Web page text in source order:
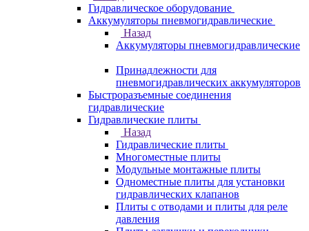
Гидравлическое оборудование
Аккумуляторы пневмогидравлические
Назад
Аккумуляторы пневмогидравлические
Принадлежности для
пневмогидравлических аккумуляторов
Быстроразъемные соединения
гидравлические
Гидравлические плиты
Назад
Гидравлические плиты
Многоместные плиты
Модульные монтажные плиты
Одноместные плиты для установки
гидравлических клапанов
Плиты с отводами и плиты для реле
давления